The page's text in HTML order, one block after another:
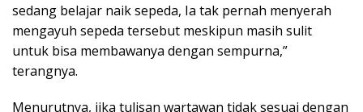
sedang belajar naik sepeda, Ia tak pernah menyerah
mengayuh sepeda tersebut meskipun masih sulit
untuk bisa membawanya dengan sempurna,”
terangnya.
Menurutnya, jika tulisan wartawan tidak sesuai dengan